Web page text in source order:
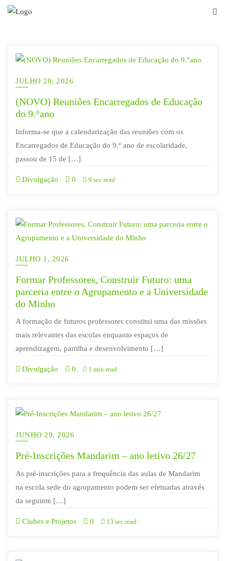
Skip
JULHO 20, 2026
(NOVO) Reuniões Encarregados de Educação
do 9.°ano
Informa-se que a calendarização das reuniões com os
Encarregados de Educação do 9.º ano de escolaridade,
passou de 15 de […]
Divulgação 0 9 sec read
JULHO 1, 2026
Formar Professores, Construir Futuro: uma
parceria entre o Agrupamento e a Universidade
do Minho
A formação de futuros professores constitui uma das missões
mais relevantes das escolas enquanto espaços de
aprendizagem, partilha e desenvolvimento […]
Divulgação 0 1 min read
JUNHO 29, 2026
Pré-Inscrições Mandarim – ano letivo 26/27
As pré-inscrições para a frequência das aulas de Mandarim
na escola sede do agrupamento podem ser efetuadas através
da seguinte […]
Clubes e Projetos 0 13 sec read